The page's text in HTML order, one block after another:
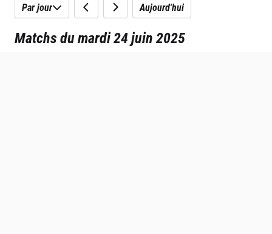
Par jour Aujourd'hui
Matchs du mardi 24 juin 2025